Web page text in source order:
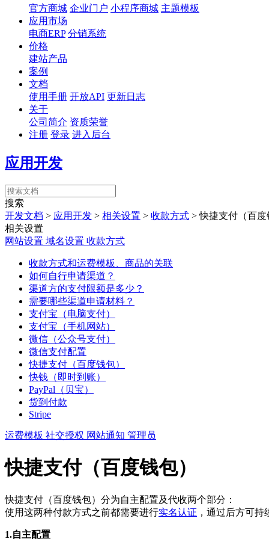
官方商城 企业门户 小程序商城 主题模板
应用市场
电商ERP 分销系统
价格
建站产品
案例
文档
使用手册 开放API 更新日志
关于
公司简介 资质荣誉
注册 登录 进入后台
应用开发
搜索
开发文档 > 应用开发 > 相关设置 > 收款方式 > 快捷支付（百度
相关设置
网站设置 域名设置 收款方式
收款方式和运费模板、商品的关联
如何自行申请渠道？
渠道方的支付限额是多少？
需要哪些渠道申请材料？
支付宝（电脑支付）
支付宝（手机网站）
微信（公众号支付）
微信支付配置
快捷支付（百度钱包）
快钱（即时到账）
PayPal（贝宝）
货到付款
Stripe
运费模板 社交授权 网站通知 管理员
快捷支付（百度钱包）
快捷支付（百度钱包）分为自主配置及代收两个部分：
使用这两种付款方式之前都需要进行实名认证 ，通过后方可持
1.自主配置